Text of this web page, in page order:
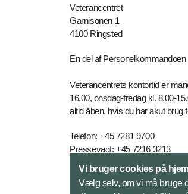
Veterancentret
Garnisonen 1
4100 Ringsted
En del af Personelkommandoen
Veterancentrets kontortid er
16.00, onsdag-fredag kl. 8.00-
altid åben, hvis du har akut brug
Telefon: +45 7281 9700
Pressevagt: +45 7216 3213
vetc-myn@mil.dk
Vi bruger cookies på
Vælg selv, om vi må bruge